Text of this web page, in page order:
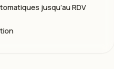
jusqu’au RDV